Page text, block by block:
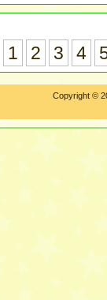
1 2 3 4
Copyright ©